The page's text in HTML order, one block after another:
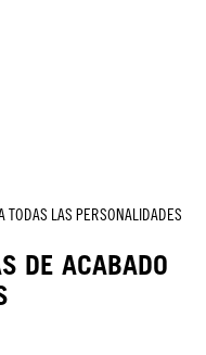
TODAS LAS PERSONALIDADES
DE ACABADO